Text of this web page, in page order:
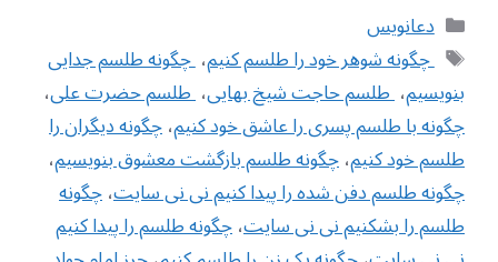
دسته‌ها
دعانویس
برچسب‌ها
‌ چگونه شوهر خود را طلسم کنیم،‌ چگونه طلسم جدایی
بنویسیم،‌ طلسم حاجت شیخ بهایی،‌ طلسم حضرت علی،
چگونه با طلسم پسری را عاشق خود کنیم،چگونه دیگران را
طلسم خود کنیم،چگونه طلسم بازگشت معشوق بنویسیم،
چگونه طلسم دفن شده را پیدا کنیم نی نی سایت،چگونه
طلسم را بشکنیم نی نی سایت،چگونه طلسم را پیدا کنیم